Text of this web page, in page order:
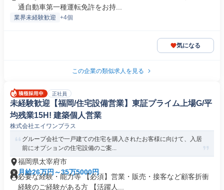
通自動車第一種運転免許をお持...
業界未経験歓迎 +4個
気になる
この企業の類似求人を見る
正社員
未経験歓迎【福岡/住宅設備営業】東証プライム上場G/平
均残業15H! 建築個人営業
株式会社エイワンプラス
グループ会社で一戸建ての住宅を購入されたお客様に向けて、入居
前にオプションの住宅設備のご案...
福岡県太宰府市
月給26万円～35万5000円
必要な経験・能力等 【必須】営業・販売・接客など顧客折衝
経験のご経験がある方 【活躍人...